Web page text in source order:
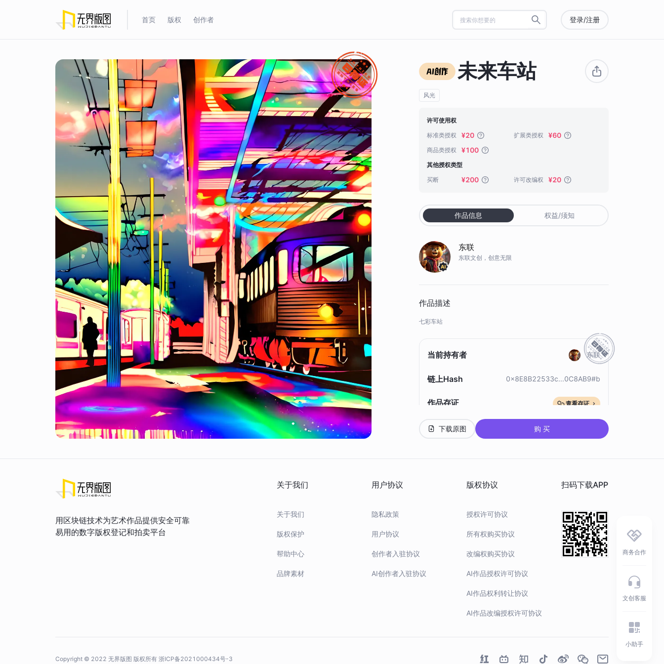
首页 版权 创作者 登录/注册
未来车站
风光
许可使用权
标准类授权
¥20 扩展类授权 ¥60
商品类授权 ¥100
其他授权类型
买断
¥200 许可改编权 ¥20
作品信息 权益/须知
东联
东联文创，创意无限
作品描述
七彩车站
当前持有者 东联
链上Hash 0x8E8B22533c...0C8AB9#b
作品存证 查看存证
下载原图 购 买
用区块链技术为艺术作品提供安全可靠
易用的数字版权登记和拍卖平台
关于我们
关于我们
版权保护
帮助中心
品牌素材
用户协议
隐私政策
用户协议
创作者入驻协议
AI创作者入驻协议
版权协议
授权许可协议
所有权购买协议
改编权购买协议
AI作品授权许可协议
AI作品权利转让协议
AI作品改编授权许可协议
扫码下载APP
Copyright © 2022 无界版图 版权所有 浙ICP备2021000434号-3
商务合作
文创客服
小助手